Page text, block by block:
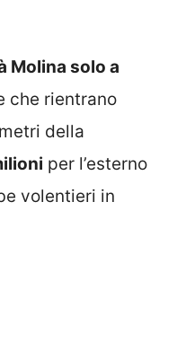
Molina solo a
che rientrano
della
per l’esterno
volentieri in